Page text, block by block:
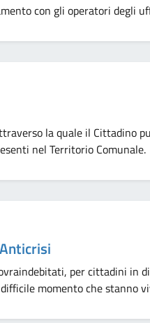
con gli operatori degli
la quale il Cittadino
nel Territorio Comunale.
per cittadini in
momento che stanno